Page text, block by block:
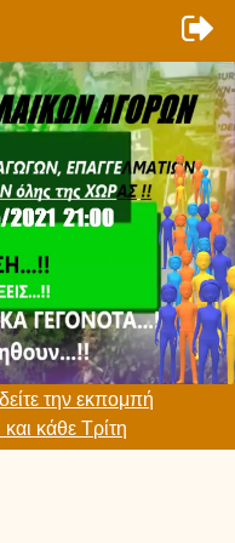
την εκπομπή
κάθε Τρίτη